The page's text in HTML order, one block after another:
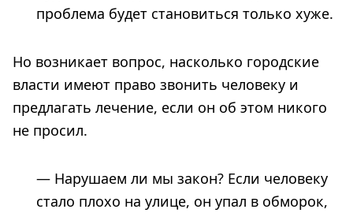
проблема будет становиться только хуже.
Но возникает вопрос, насколько городские
власти имеют право звонить человеку и
предлагать лечение, если он об этом никого
не просил.
— Нарушаем ли мы закон? Если человеку
стало плохо на улице, он упал в обморок,